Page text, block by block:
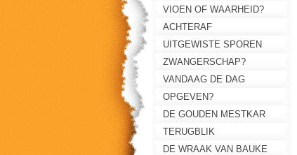
VIOEN OF WAARHEID?
ACHTERAF
UITGEWISTE SPOREN
ZWANGERSCHAP?
VANDAAG DE DAG
OPGEVEN?
DE GOUDEN MESTKAR
TERUGBLIK
DE WRAAK VAN BAUKE